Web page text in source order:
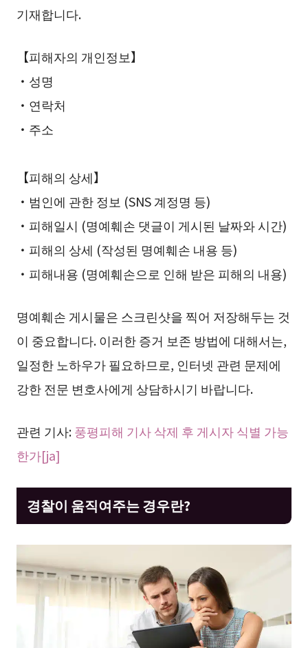
기재합니다.
【피해자의 개인정보】
・성명
・연락처
・주소
【피해의 상세】
・범인에 관한 정보 (SNS 계정명 등)
・피해일시 (명예훼손 댓글이 게시된 날짜와 시간)
・피해의 상세 (작성된 명예훼손 내용 등)
・피해내용 (명예훼손으로 인해 받은 피해의 내용)
명예훼손 게시물은 스크린샷을 찍어 저장해두는 것
이 중요합니다. 이러한 증거 보존 방법에 대해서는,
일정한 노하우가 필요하므로, 인터넷 관련 문제에
강한 전문 변호사에게 상담하시기 바랍니다.
관련 기사:풍평피해 기사 삭제 후 게시자 식별 가능
한가[ja]
경찰이 움직여주는 경우란?